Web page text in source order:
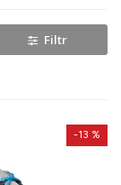
Filtr
-13 %